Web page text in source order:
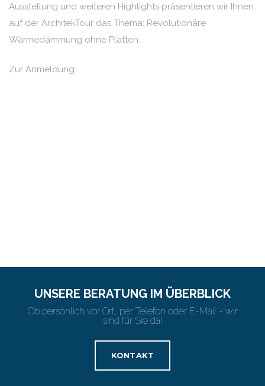
Ausstellung und weiteren Highlights präsentieren wir Ihnen
auf der ArchitekTour das Thema: Revolutionäre
Wärmedämmung ohne Platten.
Zur Anmeldung
UNSERE BERATUNG IM ÜBERBLICK
Ob persönlich vor Ort, per Telefon oder E-Mail - wir
sind für Sie da!
KONTAKT